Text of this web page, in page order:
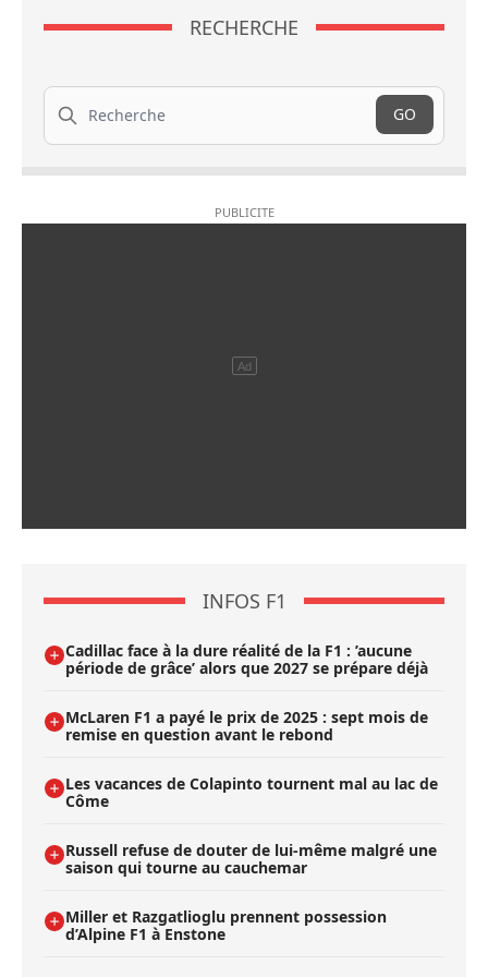
RECHERCHE
Recherche
GO
INFOS F1
Cadillac face à la dure réalité de la F1 : ’aucune
période de grâce’ alors que 2027 se prépare déjà
McLaren F1 a payé le prix de 2025 : sept mois de
remise en question avant le rebond
Les vacances de Colapinto tournent mal au lac de
Côme
Russell refuse de douter de lui-même malgré une
saison qui tourne au cauchemar
Miller et Razgatlioglu prennent possession
d’Alpine F1 à Enstone